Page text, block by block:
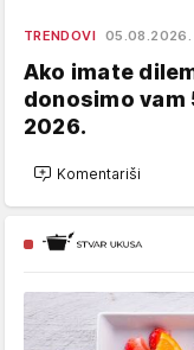
TRENDOVI 05.08.2026.
Ako imate
donosimo vam
2026.
Komentariši